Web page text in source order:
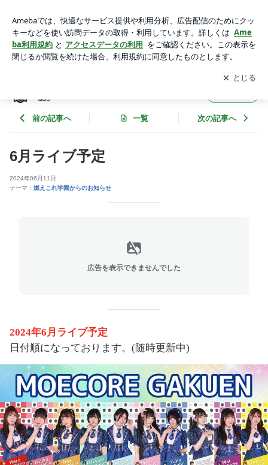
誌」
アプリをダウンロードして ブログの更新通知
を受け取りまし
ょう。
開く
誌」
前の記事へ 一覧 次の記事へ
6月ライブ予定
2024年06月11日
テーマ： 燃えこれ学園からのお知らせ
広告を表示できませんでした
2024年6月ライブ予定
日付順になっております。 (随時更新中)